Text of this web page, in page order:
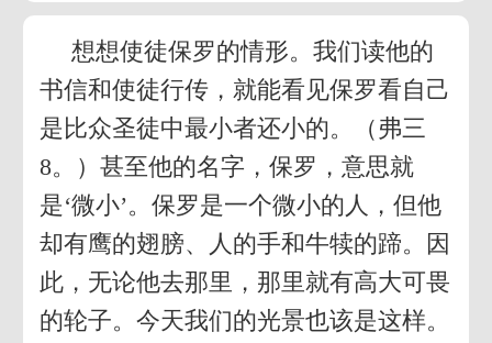
想想使徒保罗的情形。我们读他的
书信和使徒行传，就能看见保罗看自己
是比众圣徒中最小者还小的。（弗三
8。）甚至他的名字，保罗，意思就
是‘微小’。保罗是一个微小的人，但他
却有鹰的翅膀、人的手和牛犊的蹄。因
此，无论他去那里，那里就有高大可畏
的轮子。今天我们的光景也该是这样。